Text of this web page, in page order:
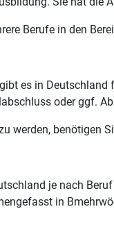
Berufe in den
es in
oder ggf.
werden, benötigen
je nach
in